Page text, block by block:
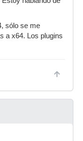
sólo se me
a x64. Los plugins